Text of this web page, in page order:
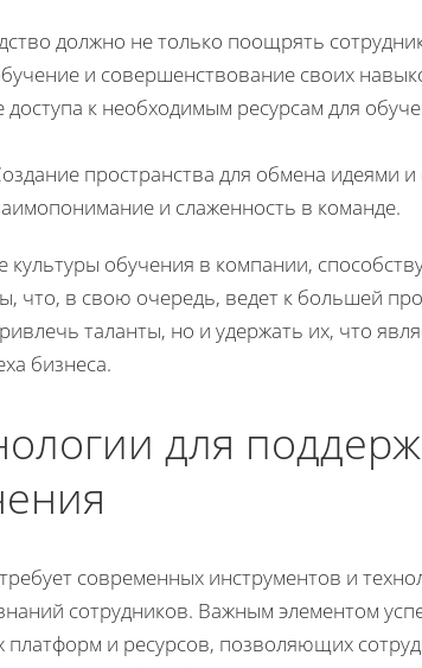
должно не только поощрять
и совершенствование своих
к необходимым ресурсам для
пространства для обмена идеями
и слаженность в команде.
обучения в компании,
в свою очередь, ведет к большей
таланты, но и удержать их, что
бизнеса.
для
современных инструментов и
сотрудников. Важным элементом
и ресурсов, позволяющих